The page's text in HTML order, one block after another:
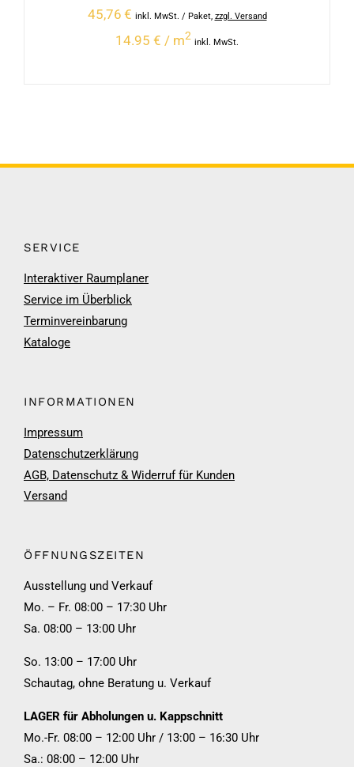
45,76 € inkl. MwSt. / Paket, zzgl. Versand
14.95 € / m2
inkl. MwSt.
SERVICE
Interaktiver Raumplaner
Service im Überblick
Terminvereinbarung
Kataloge
INFORMATIONEN
Impressum
Datenschutzerklärung
AGB, Datenschutz & Widerruf für Kunden
Versand
ÖFFNUNGSZEITEN
Ausstellung und Verkauf
Mo. – Fr. 08:00 – 17:30 Uhr
Sa. 08:00 – 13:00 Uhr
So. 13:00 – 17:00 Uhr
Schautag, ohne Beratung u. Verkauf
LAGER für Abholungen u. Kappschnitt
Mo.-Fr. 08:00 – 12:00 Uhr / 13:00 – 16:30 Uhr
Sa.: 08:00 – 12:00 Uhr